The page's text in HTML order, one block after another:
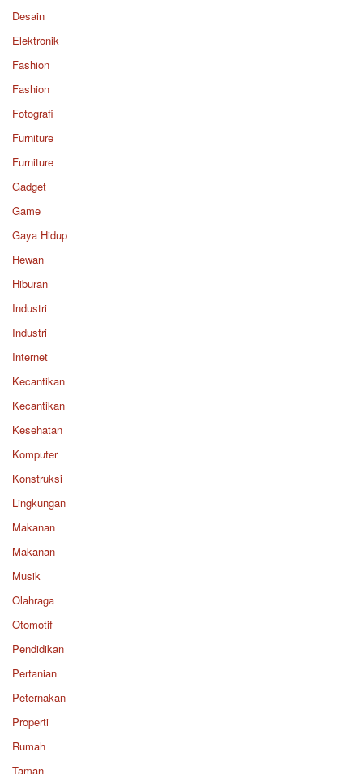
Desain
Elektronik
Fashion
Fashion
Fotografi
Furniture
Furniture
Gadget
Game
Gaya Hidup
Hewan
Hiburan
Industri
Industri
Internet
Kecantikan
Kecantikan
Kesehatan
Komputer
Konstruksi
Lingkungan
Makanan
Makanan
Musik
Olahraga
Otomotif
Pendidikan
Pertanian
Peternakan
Properti
Rumah
Taman